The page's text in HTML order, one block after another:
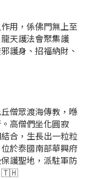
用，係佛門無上至
天護法會聚集護
護身、招福納財、
僧眾渡海傳教，喺
高僧們坐化圓寂
合，生長出一粒粒
於泰國南部華興府
護聖地，派駐軍防
🇹🇭